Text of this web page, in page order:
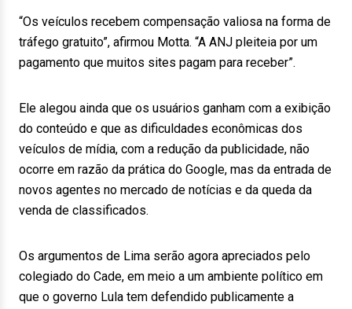
“Os veículos recebem compensação valiosa na forma de
tráfego gratuito”, afirmou Motta. “A ANJ pleiteia por um
pagamento que muitos sites pagam para receber”.
Ele alegou ainda que os usuários ganham com a exibição
do conteúdo e que as dificuldades econômicas dos
veículos de mídia, com a redução da publicidade, não
ocorre em razão da prática do Google, mas da entrada de
novos agentes no mercado de notícias e da queda da
venda de classificados.
Os argumentos de Lima serão agora apreciados pelo
colegiado do Cade, em meio a um ambiente político em
que o governo Lula tem defendido publicamente a